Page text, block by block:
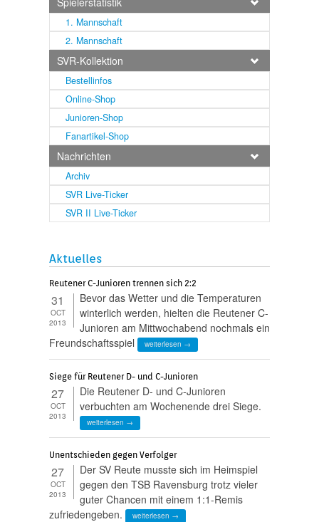
1. Mannschaft
2. Mannschaft
SVR-Kollektion
Bestellinfos
Online-Shop
Junioren-Shop
Fanartikel-Shop
Nachrichten
Archiv
SVR Live-Ticker
SVR II Live-Ticker
Aktuelles
Reutener C-Junioren trennen sich 2:2
31
OCT
2013
Bevor das Wetter und die Temperaturen
winterlich werden, hielten die Reutener C-
Junioren am Mittwochabend nochmals ein
Freundschaftsspiel
weiterlesen →
Siege für Reutener D- und C-Junioren
27
OCT
2013
Die Reutener D- und C-Junioren
verbuchten am Wochenende drei Siege.
weiterlesen →
Unentschieden gegen Verfolger
27
OCT
2013
Der SV Reute musste sich im Heimspiel
gegen den TSB Ravensburg trotz vieler
guter Chancen mit einem 1:1-Remis
zufriedengeben.
weiterlesen →